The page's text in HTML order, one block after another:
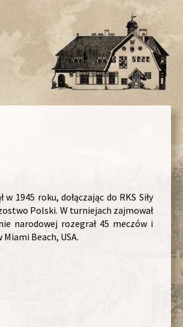
1945 roku, dołączając do RKS Siły
Polski. W turniejach zajmował
narodowej rozegrał 45 meczów i
Beach, USA.